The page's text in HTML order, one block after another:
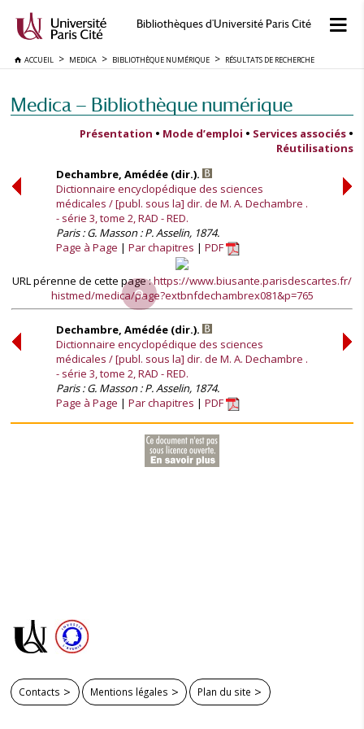
Bibliothèques d'Université Paris Cité
ACCUEIL MEDICA BIBLIOTHÈQUE NUMÉRIQUE RÉSULTATS DE RECHERCHE
Medica — Bibliothèque numérique
Présentation • Mode d’emploi • Services associés •
Réutilisations
Dechambre, Amédée (dir.).
Dictionnaire encyclopédique des sciences
médicales / [publ. sous la] dir. de M. A. Dechambre .
- série 3, tome 2, RAD - RED.
Paris : G. Masson : P. Asselin, 1874.
Page à Page
Par chapitres PDF
URL pérenne de cette page :https://www.biusante.parisdescartes.fr/
histmed/medica/page?extbnfdechambrex081&p=765
Dechambre, Amédée (dir.).
Dictionnaire encyclopédique des sciences
médicales / [publ. sous la] dir. de M. A. Dechambre .
- série 3, tome 2, RAD - RED.
Paris : G. Masson : P. Asselin, 1874.
Page à Page
Par chapitres PDF
Contacts Mentions légales Plan du site